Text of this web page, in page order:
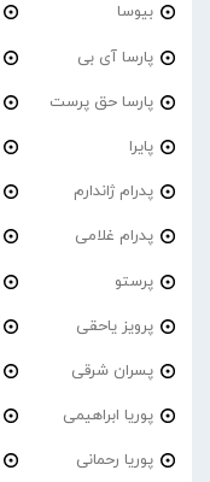
بیوسا
پارسا آی بی
پارسا حق پرست
پایرا
پدرام ژاندارم
پدرام غلامی
پرستو
پرویز یاحقی
پسران شرقی
پوریا ابراهیمی
پوریا رحمانی